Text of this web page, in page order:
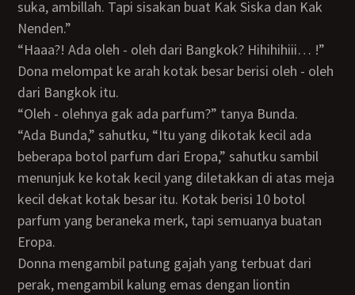
suka, ambillah. Tapi sisakan buat Kak Siska dan Kak
Nenden.”
“Haaa?! Ada oleh - oleh dari Bangkok? Hihihihiii… !”
Dona melompat ke arah kotak besar berisi oleh - oleh
dari Bangkok itu.
“Oleh - olehnya gak ada parfum?” tanya Bunda.
“Ada Bunda,” sahutku, “Itu yang dikotak kecil ada
beberapa botol parfum dari Eropa,” sahutku sambil
menunjuk ke kotak kecil yang diletakkan di atas meja
kecil dekat kotak besar itu. Kotak berisi 10 botol
parfum yang beraneka merk, tapi semuanya buatan
Eropa.
Donna mengambil patung gajah yang terbuat dari
perak, mengambil kalung emas dengan liontin